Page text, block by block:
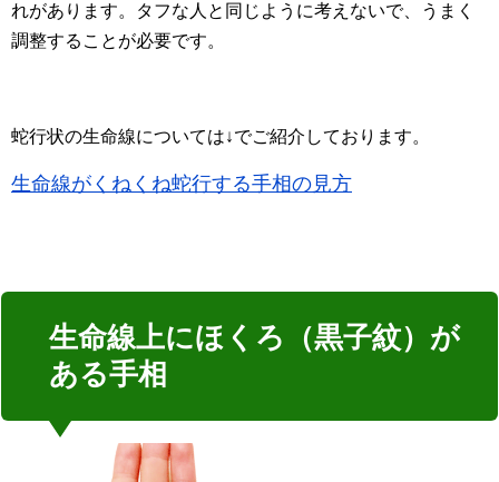
れがあります。タフな人と同じように考えないで、うまく
調整することが必要です。
蛇行状の生命線については↓でご紹介しております。
生命線がくねくね蛇行する手相の見方
生命線上にほくろ（黒子紋）が
ある手相